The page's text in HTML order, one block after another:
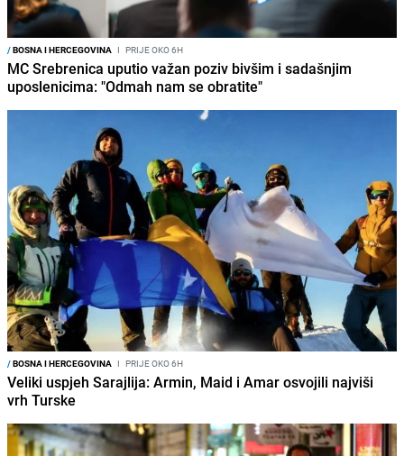
/BOSNA I HERCEGOVINA I PRIJE OKO 6H
MC Srebrenica uputio važan poziv bivšim i sadašnjim
uposlenicima: "Odmah nam se obratite"
/BOSNA I HERCEGOVINA I PRIJE OKO 6H
Veliki uspjeh Sarajlija: Armin, Maid i Amar osvojili najviši
vrh Turske